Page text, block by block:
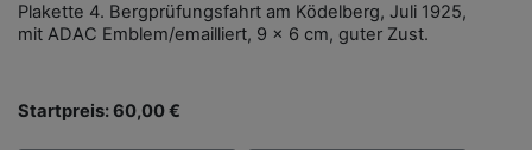
Plakette 4. Bergprüfungsfahrt am Ködelberg, Juli 1925,
mit ADAC Emblem/emailliert, 9 x 6 cm, guter Zust.
Startpreis: 60,00 €